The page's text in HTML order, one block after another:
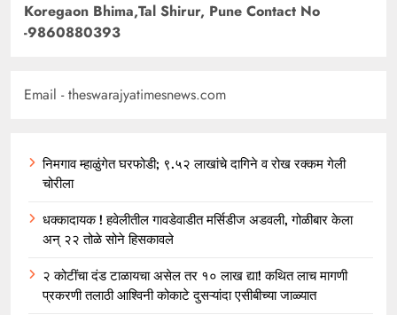
Koregaon Bhima,Tal Shirur, Pune Contact No
-9860880393
Email - theswarajyatimesnews.com
निमगाव म्हाळुंगेत घरफोडी; ९.५२ लाखांचे दागिने व रोख रक्कम गेली
चोरीला
धक्कादायक ! हवेलीतील गावडेवाडीत मर्सिडीज अडवली, गोळीबार केला
अन् २२ तोळे सोने हिसकावले
२ कोटींचा दंड टाळायचा असेल तर १० लाख द्या! कथित लाच मागणी
प्रकरणी तलाठी आश्विनी कोकाटे दुसऱ्यांदा एसीबीच्या जाळ्यात